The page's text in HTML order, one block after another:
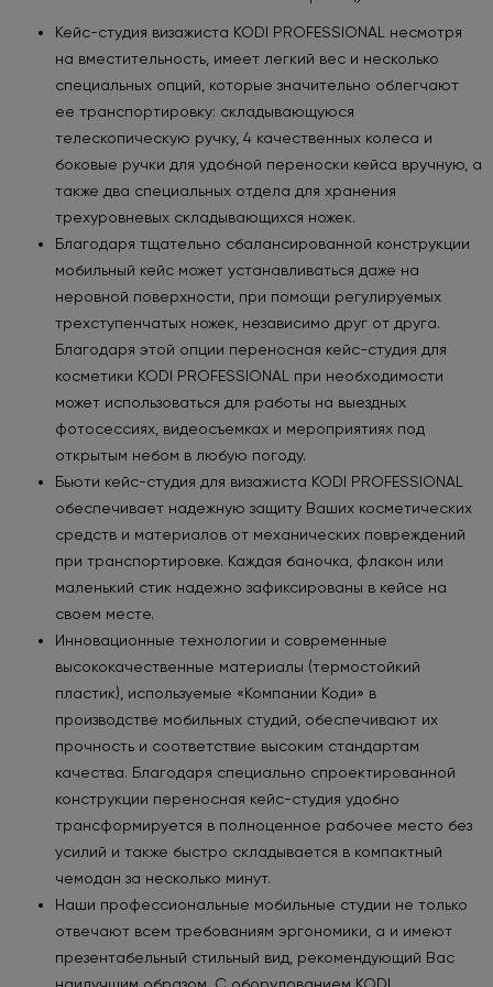
Кейс-студия визажиста KODI PROFESSIONAL несмотря
на вместительность, имеет легкий вес и несколько
специальных опций, которые значительно облегчают
ее транспортировку: складывающуюся
телескопическую ручку, 4 качественных колеса и
боковые ручки для удобной переноски кейса вручную, а
также два специальных отдела для хранения
трехуровневых складывающихся ножек.
Благодаря тщательно сбалансированной конструкции
мобильный кейс может устанавливаться даже на
неровной поверхности, при помощи регулируемых
трехступенчатых ножек, независимо друг от друга.
Благодаря этой опции переносная кейс-студия для
косметики KODI PROFESSIONAL при необходимости
может использоваться для работы на выездных
фотосессиях, видеосъемках и мероприятиях под
открытым небом в любую погоду.
Бьюти кейс-студия для визажиста KODI PROFESSIONAL
обеспечивает надежную защиту Ваших косметических
средств и материалов от механических повреждений
при транспортировке. Каждая баночка, флакон или
маленький стик надежно зафиксированы в кейсе на
своем месте.
Инновационные технологии и современные
высококачественные материалы (термостойкий
пластик), используемые «Компании Коди» в
производстве мобильных студий, обеспечивают их
прочность и соответствие высоким стандартам
качества. Благодаря специально спроектированной
конструкции переносная кейс-студия удобно
трансформируется в полноценное рабочее место без
усилий и также быстро складывается в компактный
чемодан за несколько минут.
Наши профессиональные мобильные студии не только
отвечают всем требованиям эргономики, а и имеют
презентабельный стильный вид, рекомендующий Вас